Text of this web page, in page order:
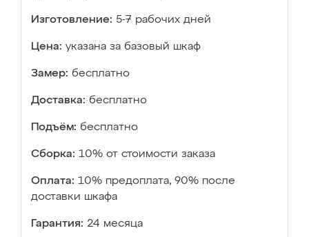
Изготовление: 5-7 рабочих дней
Цена: указана за базовый шкаф
Замер: бесплатно
Доставка: бесплатно
Подъём: бесплатно
Сборка: 10% от стоимости заказа
Оплата: 10% предоплата, 90% после
доставки шкафа
Гарантия: 24 месяца